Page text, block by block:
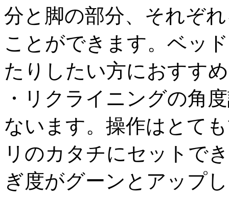
分と脚の部分、それぞ
ことができます。ベッ
たりしたい方におすす
・リクライニングの角
ないます。操作はとて
リのカタチにセットで
ぎ度がグーンとアップ